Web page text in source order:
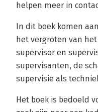
helpen meer in
In dit boek komen
het vergroten van
supervisor en
supervisanten, de
supervisie als
Het boek is bedoeld